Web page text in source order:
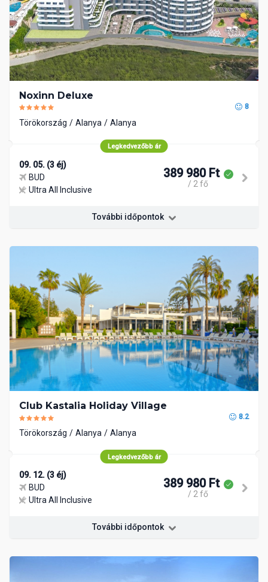
Noxinn Deluxe
8
Törökország Alanya Alanya
Legkedvezőbb ár
09. 05. (3 éj)
BUD
Ultra All Inclusive
389 980 Ft
/ 2 fő
További időpontok
Club Kastalia Holiday Village
8.2
Törökország Alanya Alanya
Legkedvezőbb ár
09. 12. (3 éj)
BUD
Ultra All Inclusive
389 980 Ft
/ 2 fő
További időpontok